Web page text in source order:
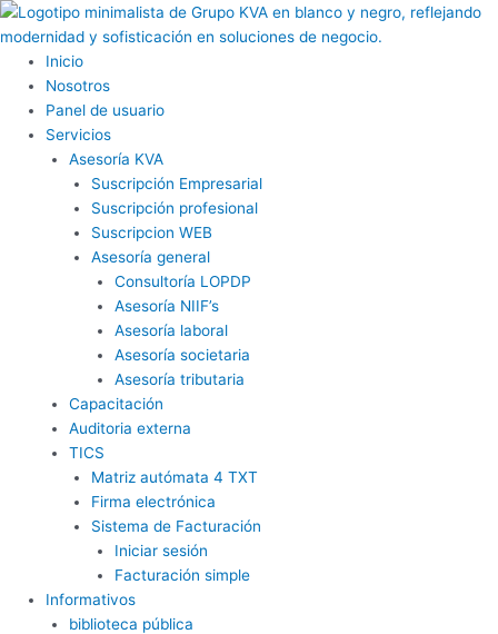
Ir
al
contenido
Inicio
Nosotros
Panel de usuario
Servicios
Asesoría KVA
Suscripción Empresarial
Suscripción profesional
Suscripcion WEB
Asesoría general
Consultoría LOPDP
Asesoría NIIF’s
Asesoría laboral
Asesoría societaria
Asesoría tributaria
Capacitación
Auditoria externa
TICS
Matriz autómata 4 TXT
Firma electrónica
Sistema de Facturación
Iniciar sesión
Facturación simple
Informativos
biblioteca pública